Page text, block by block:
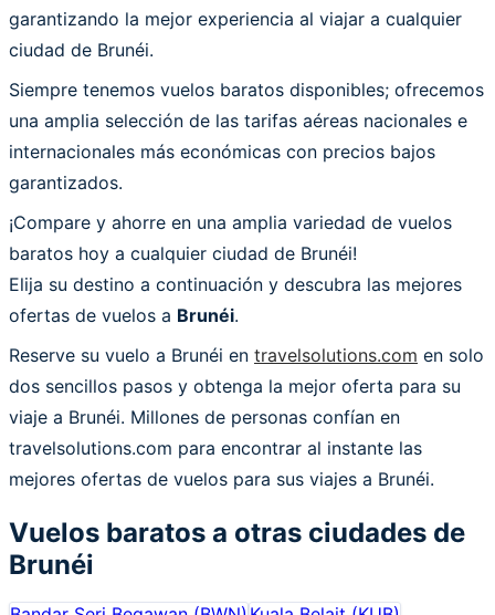
garantizando la mejor experiencia al viajar a cualquier
ciudad de Brunéi.
Siempre tenemos vuelos baratos disponibles; ofrecemos
una amplia selección de las tarifas aéreas nacionales e
internacionales más económicas con precios bajos
garantizados.
¡Compare y ahorre en una amplia variedad de vuelos
baratos hoy a cualquier ciudad de Brunéi!
Elija su destino a continuación y descubra las mejores
ofertas de vuelos a Brunéi.
Reserve su vuelo a Brunéi en travelsolutions.com en solo
dos sencillos pasos y obtenga la mejor oferta para su
viaje a Brunéi. Millones de personas confían en
travelsolutions.com para encontrar al instante las
mejores ofertas de vuelos para sus viajes a Brunéi.
Vuelos baratos a otras ciudades de
Brunéi